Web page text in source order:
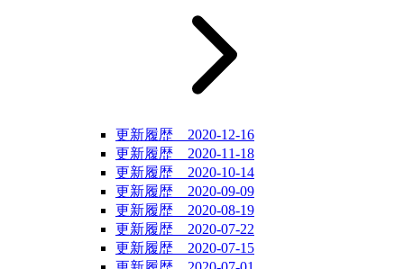
更新履歴 2020-12-16
更新履歴 2020-11-18
更新履歴 2020-10-14
更新履歴 2020-09-09
更新履歴 2020-08-19
更新履歴 2020-07-22
更新履歴 2020-07-15